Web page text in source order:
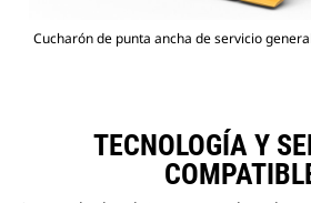
Cucharón de punta ancha de servicio general
TECNOLOGÍA Y